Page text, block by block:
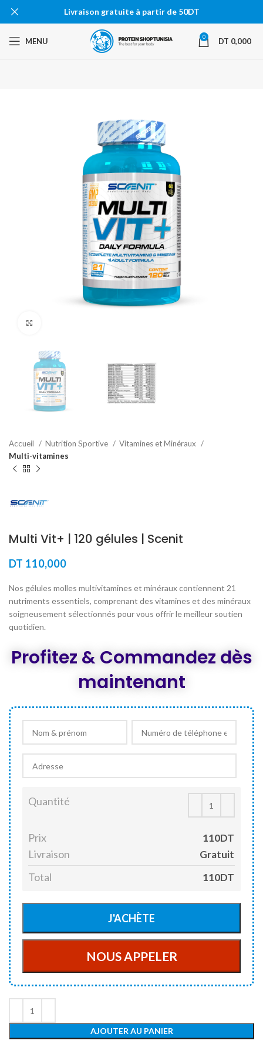
MENU 0 DT 0,000
Accueil Nutrition Sportive
Vitamines et Minéraux
Multi-vitamines
Multi Vit+ | 120 gélules | Scenit
DT 110,000
Nos gélules molles multivitamines et minéraux contiennent 21
nutriments essentiels, comprenant des vitamines et des minéraux
soigneusement sélectionnés pour vous offrir le meilleur soutien
quotidien.
Profitez & Commandez dès
maintenant
Quantité
Prix 110DT
Livraison Gratuit
Total 110DT
AJOUTER AU PANIER
Livraison gratuite à partir de 50DT